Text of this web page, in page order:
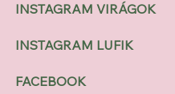
INSTAGRAM VIRÁGOK
INSTAGRAM LUFIK
FACEBOOK